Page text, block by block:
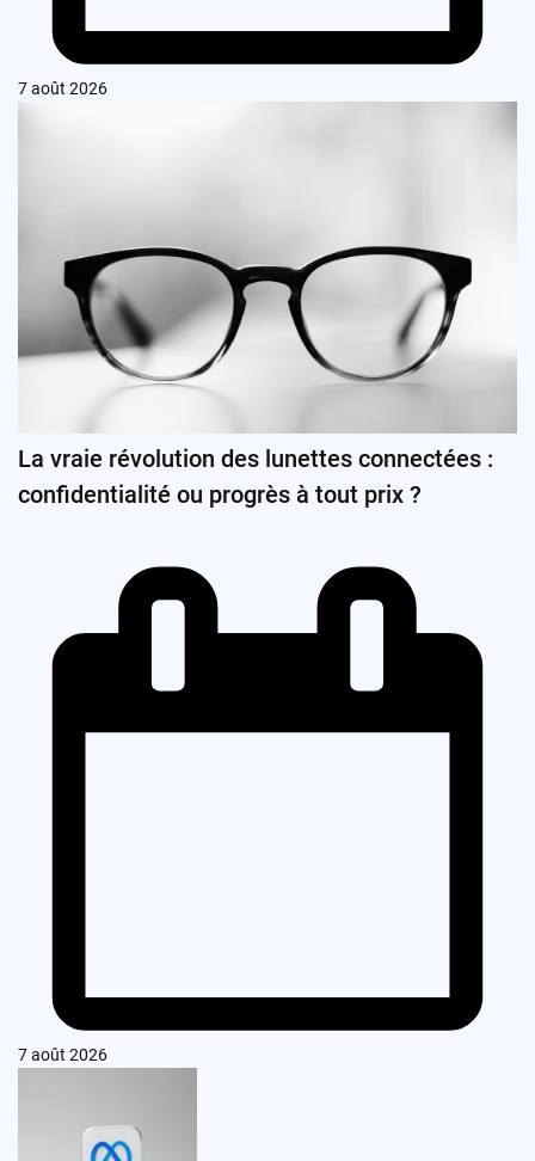
7 août 2026
La vraie révolution des lunettes connectées :
confidentialité ou progrès à tout prix ?
7 août 2026